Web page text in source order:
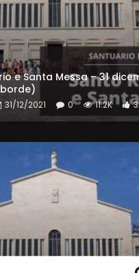
e Santa Messa – 31
31/12/2021 0 11.2K